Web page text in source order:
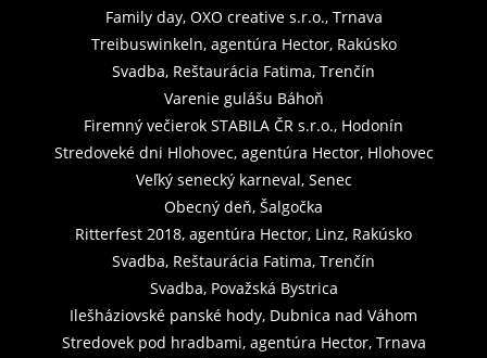
Family day, OXO creative s.r.o., Trnava
Treibuswinkeln, agentúra Hector, Rakúsko
Svadba, Reštaurácia Fatima, Trenčín
Varenie gulášu Báhoň
Firemný večierok STABILA ČR s.r.o., Hodonín
Stredoveké dni Hlohovec, agentúra Hector, Hlohovec
Veľký senecký karneval, Senec
Obecný deň, Šalgočka
Ritterfest 2018, agentúra Hector, Linz, Rakúsko
Svadba, Reštaurácia Fatima, Trenčín
Svadba, Považská Bystrica
Ilešháziovské panské hody, Dubnica nad Váhom
Stredovek pod hradbami, agentúra Hector, Trnava